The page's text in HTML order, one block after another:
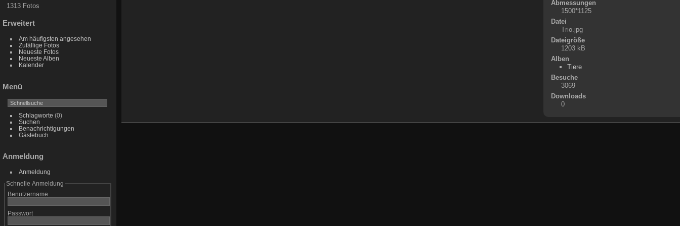
1313 Fotos
Erweitert
Am häufigsten angesehen
Zufällige Fotos
Neueste Fotos
Neueste Alben
Kalender
Menü
Schlagworte (0)
Suchen
Benachrichtigungen
Gästebuch
Anmeldung
Anmeldung
Schnelle Anmeldung
Benutzername
Passwort
Abmessungen
1500*1125
Datei
Trio.jpg
Dateigröße
1203 kB
Alben
Tiere
Besuche
3069
Downloads
0